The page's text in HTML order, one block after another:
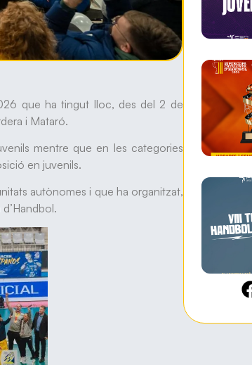
que ha tingut lloc, des del 2 de
i Mataró.
mentre que en les categories
en juvenils.
autònomes i que ha organitzat,